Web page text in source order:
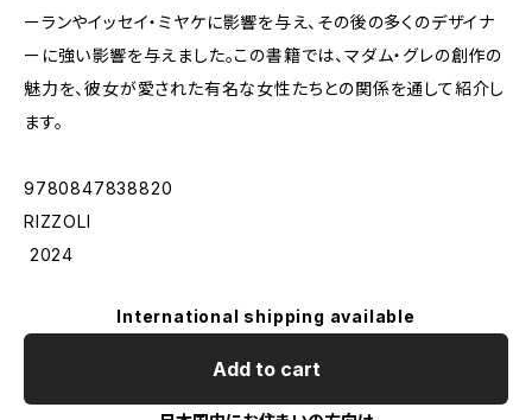
ーランやイッセイ・ミヤケに影響を与え、その後の多くのデザイナ
ーに強い影響を与えました。この書籍では、マダム・グレの創作の
魅力を、彼女が愛された有名な女性たちとの関係を通して紹介し
ます。
9780847838820
RIZZOLI
2024
International shipping available
Add to cart